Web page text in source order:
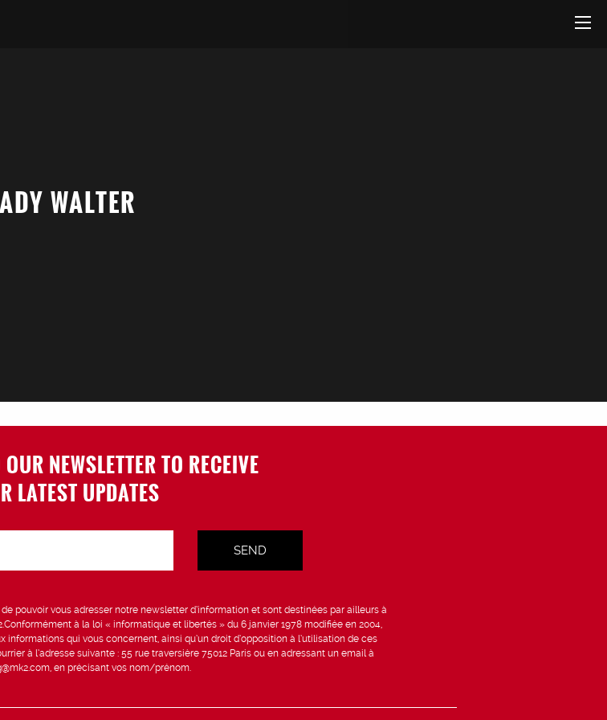
ADY WALTER
NEWSLETTER TO RECEIVE
LATEST UPDATES
pouvoir vous adresser notre newsletter d’information et sont destinées par ailleurs à
à la loi « informatique et libertés » du 6 janvier 1978 modifiée en 2004,
informations qui vous concernent, ainsi qu’un droit d’opposition à l’utilisation de ces
à l’adresse suivante : 55 rue traversière 75012 Paris ou en adressant un email à
en précisant vos nom/prénom.